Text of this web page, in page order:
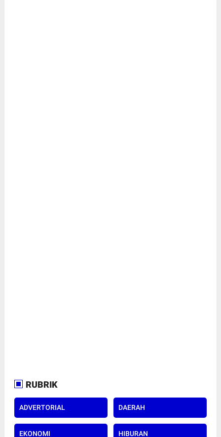
RUBRIK
ADVERTORIAL DAERAH
EKONOMI HIBURAN